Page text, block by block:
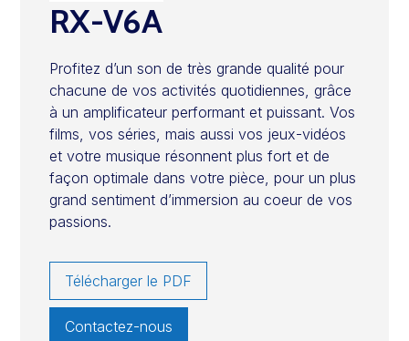
RX-V6A
Profitez d’un son de très grande qualité pour
chacune de vos activités quotidiennes, grâce
à un amplificateur performant et puissant. Vos
films, vos séries, mais aussi vos jeux-vidéos
et votre musique résonnent plus fort et de
façon optimale dans votre pièce, pour un plus
grand sentiment d’immersion au coeur de vos
passions.
Télécharger le PDF
Contactez-nous